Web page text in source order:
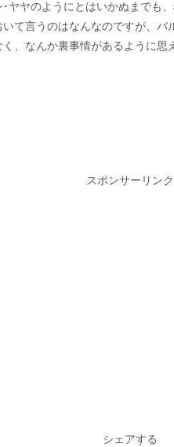
ヤヤのようにとはいかぬまでも
て言うのはなんなのですが、
、なんか裏事情があるように思
スポンサーリンク
シェアする